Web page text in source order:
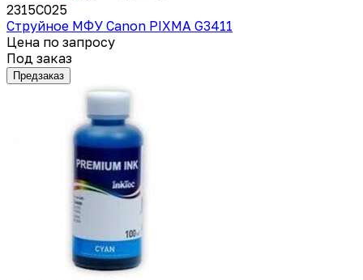
2315C025
Струйное МФУ Canon PIXMA G3411
Цена по запросу
Под заказ
Предзаказ